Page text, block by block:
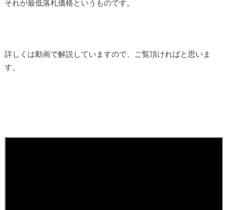
それが最低落札価格というものです。
詳しくは動画で解説していますので、ご覧頂ければと思いま
す。